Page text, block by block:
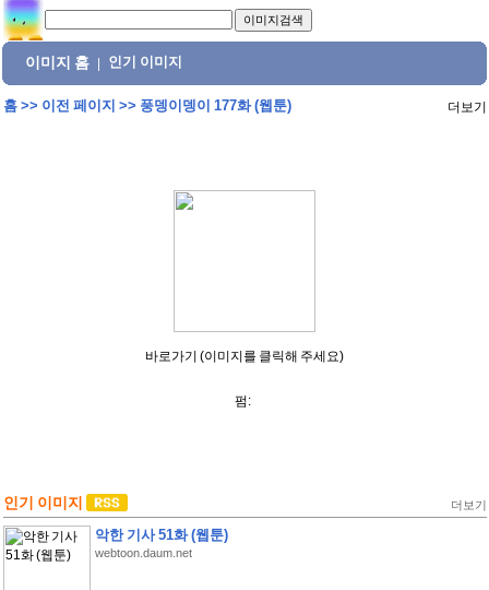
이미지 홈 인기 이미지
홈>> 이전 페이지 >> 풍뎅이뎅이 177화 (웹툰) 더보기
바로가기 (이미지를 클릭해 주세요)
펌:
인기 이미지 더보기
악한 기사 51화 (웹툰)
webtoon.daum.net